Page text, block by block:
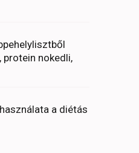
protein nokedli,
a diétás